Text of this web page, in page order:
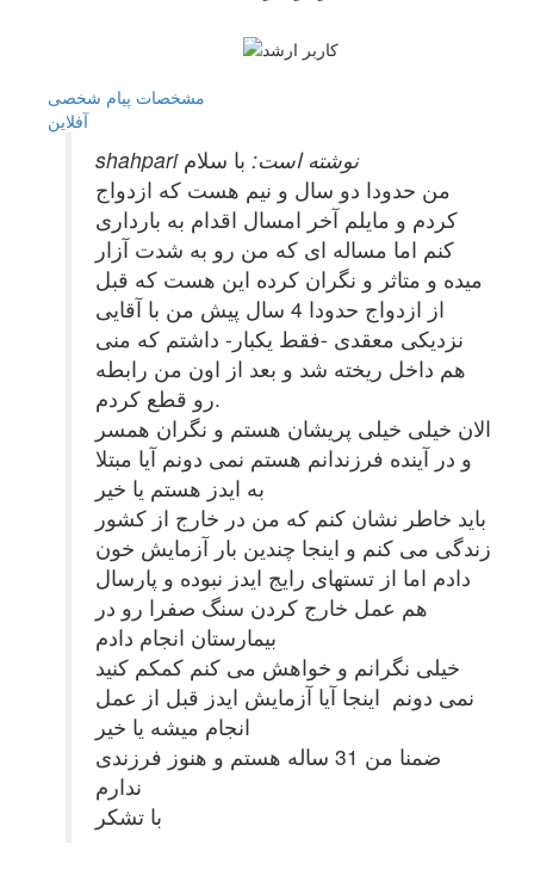
مشخصات پیام شخصی
آفلاين
shahpari نوشته است: با سلام
من حدودا دو سال و نیم هست که ازدواج
کردم و مایلم آخر امسال اقدام به بارداری
کنم اما مساله ای که من رو به شدت آزار
میده و متاثر و نگران کرده این هست که قبل
از ازدواج حدودا 4 سال پیش من با آقایی
نزدیکی معقدی -فقط یکبار- داشتم که منی
هم داخل ریخته شد و بعد از اون من رابطه
رو قطع کردم.
الان خیلی خیلی پریشان هستم و نگران همسر
و در آینده فرزندانم هستم نمی دونم آیا مبتلا
به ایدز هستم یا خیر
باید خاطر نشان کنم که من در خارج از کشور
زندگی می کنم و اینجا چندین بار آزمایش خون
دادم اما از تستهای رایج ایدز نبوده و پارسال
هم عمل خارج کردن سنگ صفرا رو در
بیمارستان انجام دادم
خیلی نگرانم و خواهش می کنم کمکم کنید
نمی دونم اینجا آیا آزمایش ایدز قبل از عمل
انجام میشه یا خیر
ضمنا من 31 ساله هستم و هنوز فرزندی
ندارم
با تشکر